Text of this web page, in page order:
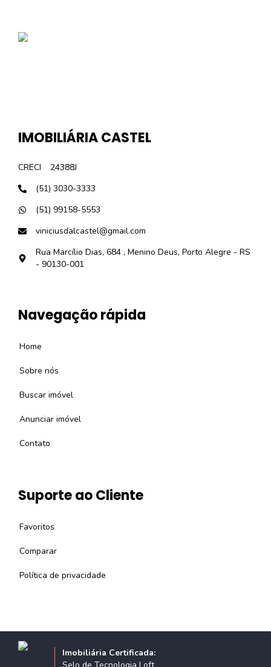
IMOBILIÁRIA CASTEL
CRECI
24388J
(51) 3030-3333
(51) 99158-5553
viniciusdalcastel@gmail.com
Rua Marcílio Dias, 684 , Menino Deus, Porto Alegre - RS
- 90130-001
Navegação rápida
Home
Sobre nós
Buscar imóvel
Anunciar imóvel
Contato
Suporte ao Cliente
Favoritos
Comparar
Política de privacidade
Imobiliária Certificada: